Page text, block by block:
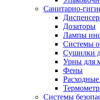
Санитарно-
Дозаторы
Лампы
Системы
Сушилки
Урны для
Фены
Системы